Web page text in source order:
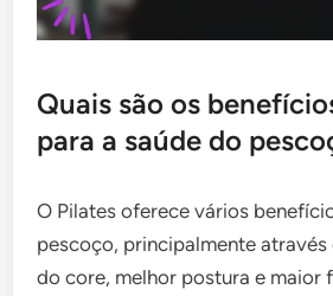
Quais são os
para a saúde do
O Pilates oferece vários
pescoço, principalmente
do core, melhor postura e maior